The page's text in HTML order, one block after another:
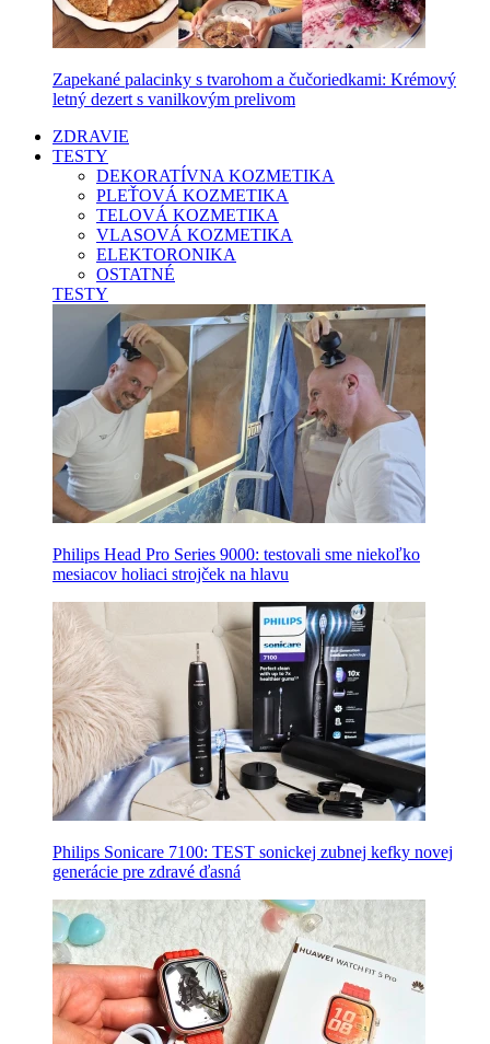
Zapekané palacinky s tvarohom a čučoriedkami: Krémový
letný dezert s vanilkovým prelivom
ZDRAVIE
TESTY
DEKORATÍVNA KOZMETIKA
PLEŤOVÁ KOZMETIKA
TELOVÁ KOZMETIKA
VLASOVÁ KOZMETIKA
ELEKTORONIKA
OSTATNÉ
TESTY
Philips Head Pro Series 9000: testovali sme niekoľko
mesiacov holiaci strojček na hlavu
Philips Sonicare 7100: TEST sonickej zubnej kefky novej
generácie pre zdravé ďasná